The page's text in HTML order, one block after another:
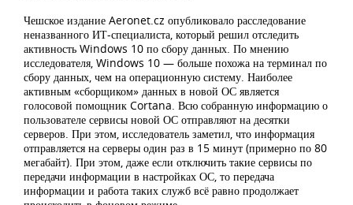
Чешское издание Aeronet.cz опубликовало расследование
неназванного ИТ-специалиста, который решил отследить
активность Windows 10 по сбору данных. По мнению
исследователя, Windows 10 — больше похожа на терминал по
сбору данных, чем на операционную систему. Наиболее
активным «сборщиком» данных в новой ОС является
голосовой помощник Cortana. Всю собранную информацию о
пользователе сервисы новой ОС отправляют на десятки
серверов. При этом, исследователь заметил, что информация
отправляется на серверы один раз в 15 минут (примерно по 80
мегабайт). При этом, даже если отключить такие сервисы по
передачи информации в настройках ОС, то передача
информации и работа таких служб всё равно продолжает